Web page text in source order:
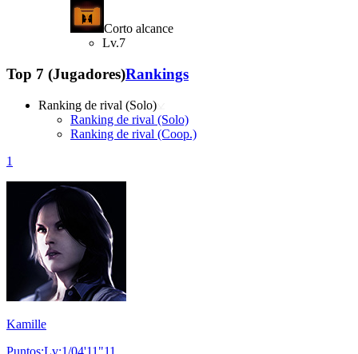
Corto alcance
Lv.7
Top 7 (Jugadores)Rankings
Ranking de rival (Solo)
Ranking de rival (Solo)
Ranking de rival (Coop.)
1
Kamille
Puntos:Lv:1/04'11"11